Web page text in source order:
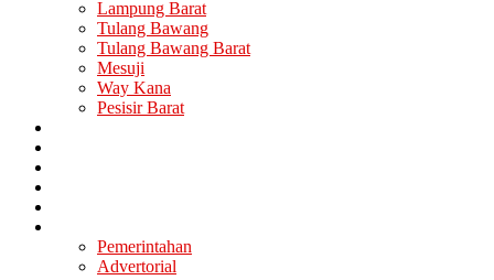
Lampung Barat
Tulang Bawang
Tulang Bawang Barat
Mesuji
Way Kana
Pesisir Barat
Pemerintahan
Advertorial